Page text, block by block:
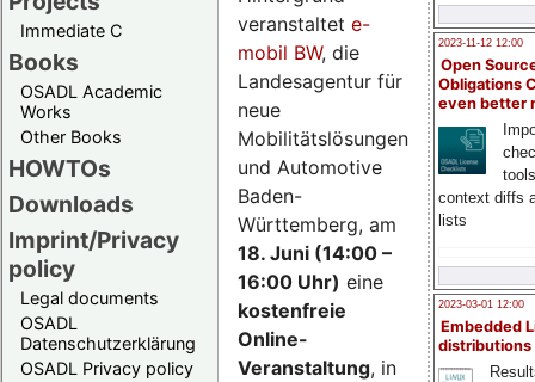
Immediate C
Books
OSADL Academic
Works
Other Books
HOWTOs
Downloads
Imprint/Privacy
policy
Legal documents
OSADL
Datenschutzerklärung
OSADL Privacy policy
2023-11-12 12:00
Open
Obligations
even better
context diffs
lists
2023-03-01 12:00
Embedded
distributions
veranstaltet e-
mobil BW, die
Landesagentur für
neue
Mobilitätslösungen
und Automotive
Baden-
Württemberg, am
18. Juni (14:00 –
16:00 Uhr) eine
kostenfreie
Online-
Veranstaltung, in